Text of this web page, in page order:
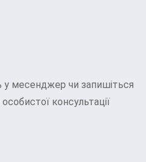
у месенджер чи запишіться
консультації